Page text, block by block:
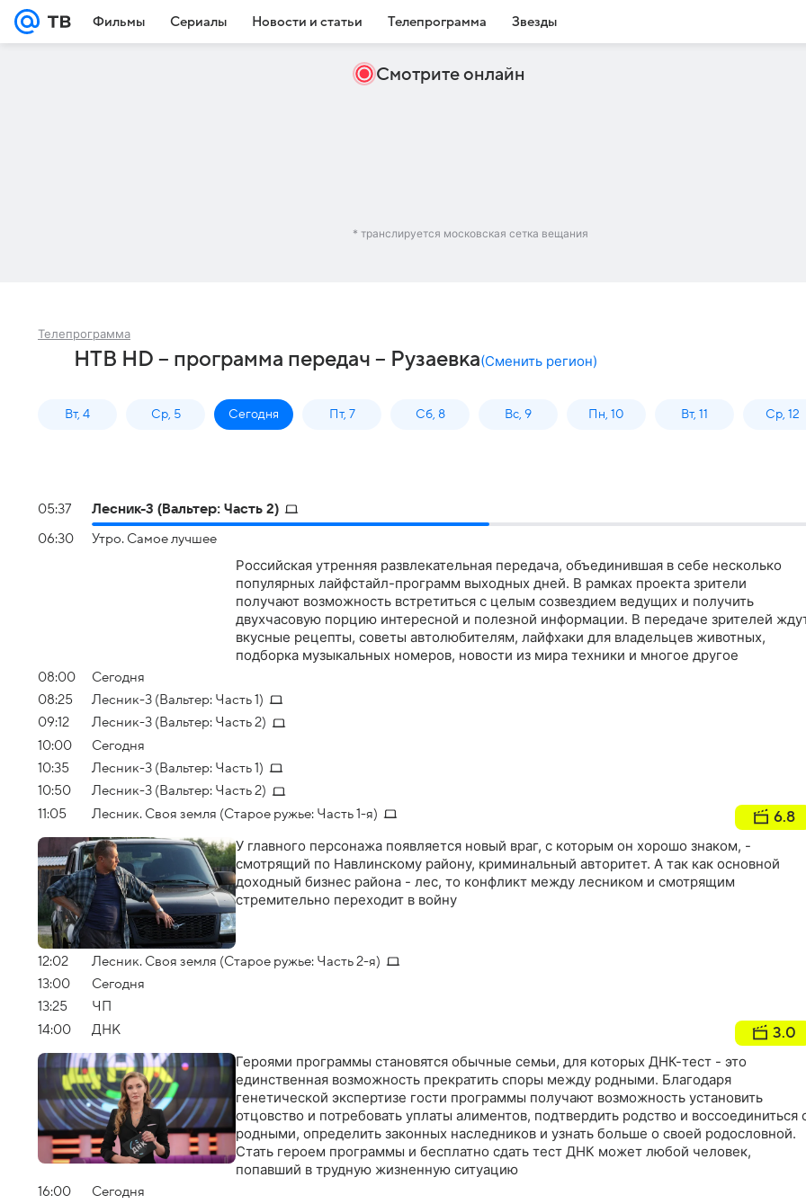
Фильмы Сериалы Новости и статьи Телепрограмма Звезды
Смотрите онлайн
* транслируется московская сетка вещания
Телепрограмма
НТВ HD – программа передач – Рузаевка(Сменить регион)
Вт, 4 Ср, 5 Сегодня Пт, 7 Сб, 8 Вс, 9 Пн, 10 Вт, 11 Ср, 12
05:37 Лесник-3 (Вальтер: Часть 2)
06:30 Утро. Самое лучшее
Российская утренняя развлекательная передача, объединившая в себе несколько
популярных лайфстайл-программ выходных дней. В рамках проекта зрители
получают возможность встретиться с целым созвездием ведущих и получить
двухчасовую порцию интересной и полезной информации. В передаче зрителей
вкусные рецепты, советы автолюбителям, лайфхаки для владельцев животных,
подборка музыкальных номеров, новости из мира техники и многое другое
08:00
Сегодня
08:25
Лесник-3 (Вальтер: Часть 1)
09:12
Лесник-3 (Вальтер: Часть 2)
10:00
Сегодня
10:35
Лесник-3 (Вальтер: Часть 1)
10:50
Лесник-3 (Вальтер: Часть 2)
11:05
Лесник. Своя земля (Старое ружье: Часть 1-я) 6.8
У главного персонажа появляется новый враг, с которым он хорошо знаком, -
смотрящий по Навлинскому району, криминальный авторитет. А так как основной
доходный бизнес района - лес, то конфликт между лесником и смотрящим
стремительно переходит в войну
12:02
Лесник. Своя земля (Старое ружье: Часть 2-я)
13:00
Сегодня
13:25
ЧП
14:00
ДНК 3.0
Героями программы становятся обычные семьи, для которых ДНК-тест - это
единственная возможность прекратить споры между родными. Благодаря
генетической экспертизе гости программы получают возможность установить
отцовство и потребовать уплаты алиментов, подтвердить родство и воссоединиться
родными, определить законных наследников и узнать больше о своей родословной.
Стать героем программы и бесплатно сдать тест ДНК может любой человек,
попавший в трудную жизненную ситуацию
16:00
Сегодня